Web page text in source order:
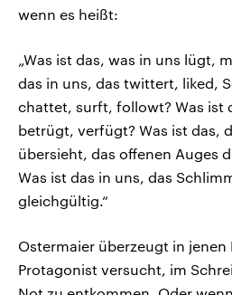
wenn es heißt:
„Was ist das, was in uns lügt,
das in uns, das twittert, liked,
chattet, surft, followt? Was ist
betrügt, verfügt? Was ist das,
übersieht, das offenen Auges
Was ist das in uns, das
gleichgültig.“
Ostermaier überzeugt in jenen
Protagonist versucht, im